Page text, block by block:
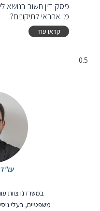
פסק דין חשוב בנושא
מי אחראי לתיקונים?
קראו עוד
במשרדנו צוות
משפטיים, בעלי